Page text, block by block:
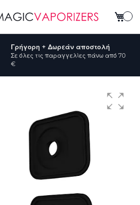
Το
Γρήγορη + Δωρεάν αποστολή
Σε όλες τις παραγγελίες πάνω από 70
€